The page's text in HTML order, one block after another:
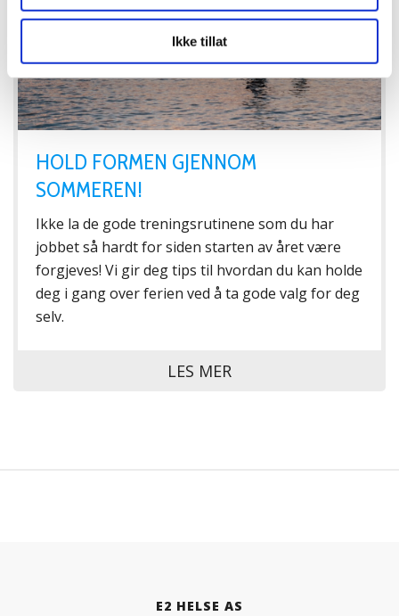
Ikke tillat
HOLD FORMEN GJENNOM
SOMMEREN!
Ikke la de gode treningsrutinene som du har
jobbet så hardt for siden starten av året være
forgjeves! Vi gir deg tips til hvordan du kan holde
deg i gang over ferien ved å ta gode valg for deg
selv.
LES MER
E2 HELSE AS